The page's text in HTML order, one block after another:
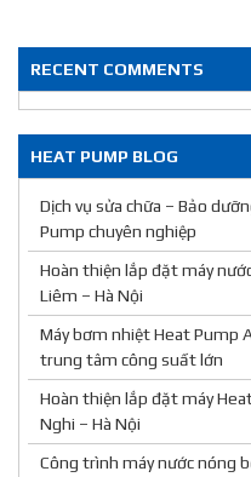
RECENT COMMENTS
HEAT PUMP BLOG
Dịch vụ sửa chữa – Bảo
Pump chuyên nghiệp
Hoàn thiện lắp đặt máy
Liêm – Hà Nội
Máy bơm nhiệt Heat Pump
trung tâm công suất lớn
Hoàn thiện lắp đặt máy
Nghi – Hà Nội
Công trình máy nước nóng